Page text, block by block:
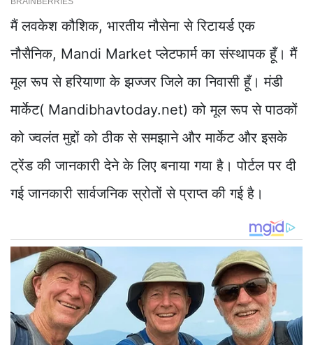
मैं लवकेश कौशिक, भारतीय नौसेना से रिटायर्ड एक
नौसैनिक, Mandi Market प्लेटफार्म का संस्थापक हूँ। मैं
मूल रूप से हरियाणा के झज्जर जिले का निवासी हूँ। मंडी
मार्केट( Mandibhavtoday.net) को मूल रूप से पाठकों
को ज्वलंत मुद्दों को ठीक से समझाने और मार्केट और इसके
ट्रेंड की जानकारी देने के लिए बनाया गया है। पोर्टल पर दी
गई जानकारी सार्वजनिक स्रोतों से प्राप्त की गई है।